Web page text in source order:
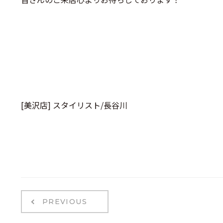
[美沢店] スタイリスト/長谷川
PREVIOUS